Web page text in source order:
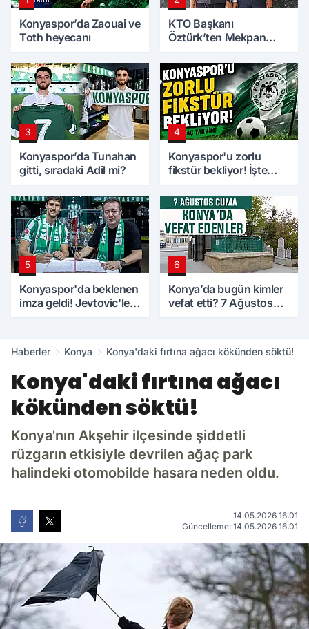
Konyaspor’da Zaouai ve
Toth heyecanı
KTO Başkanı
Öztürk’ten Mekpan
3
Konyaspor’da Tunahan
gitti, sıradaki Adil mi?
4
Konyaspor'u zorlu
fikstür bekliyor! İşte
5
Konyaspor'da beklenen
imza geldi! Jevtovic'le
6
Konya’da bugün kimler
vefat etti? 7 Ağustos
Haberler Konya Konya'daki fırtına ağacı kökünden söktü!
Konya'daki fırtına ağacı
kökünden söktü!
Konya'nın Akşehir ilçesinde şiddetli
rüzgarın etkisiyle devrilen ağaç park
halindeki otomobilde hasara neden oldu.
14.05.2026 16:01
Güncelleme: 14.05.2026 16:01